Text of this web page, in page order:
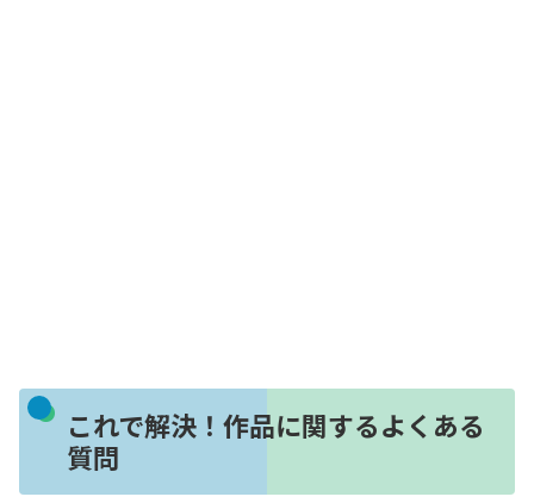
これで解決！作品に関するよくある
質問